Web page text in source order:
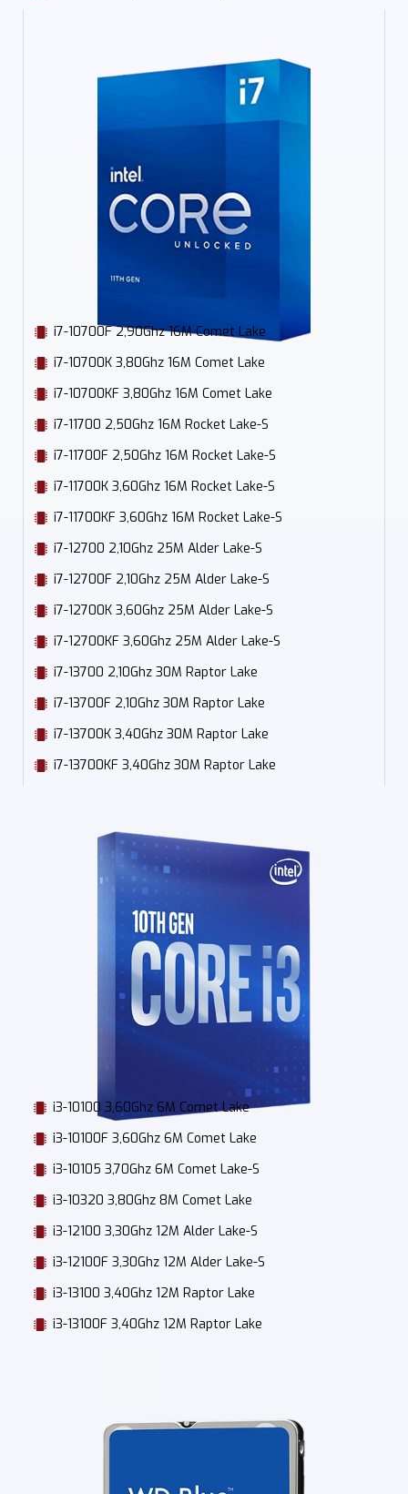
i7-10700F 2,90Ghz 16M Comet Lake
i7-10700K 3,80Ghz 16M Comet Lake
i7-10700KF 3,80Ghz 16M Comet Lake
i7-11700 2,50Ghz 16M Rocket Lake-S
i7-11700F 2,50Ghz 16M Rocket Lake-S
i7-11700K 3,60Ghz 16M Rocket Lake-S
i7-11700KF 3,60Ghz 16M Rocket Lake-S
i7-12700 2,10Ghz 25M Alder Lake-S
i7-12700F 2,10Ghz 25M Alder Lake-S
i7-12700K 3,60Ghz 25M Alder Lake-S
i7-12700KF 3,60Ghz 25M Alder Lake-S
i7-13700 2,10Ghz 30M Raptor Lake
i7-13700F 2,10Ghz 30M Raptor Lake
i7-13700K 3,40Ghz 30M Raptor Lake
i7-13700KF 3,40Ghz 30M Raptor Lake
i3-10100 3,60Ghz 6M Comet Lake
i3-10100F 3,60Ghz 6M Comet Lake
i3-10105 3,70Ghz 6M Comet Lake-S
i3-10320 3,80Ghz 8M Comet Lake
i3-12100 3,30Ghz 12M Alder Lake-S
i3-12100F 3,30Ghz 12M Alder Lake-S
i3-13100 3,40Ghz 12M Raptor Lake
i3-13100F 3,40Ghz 12M Raptor Lake